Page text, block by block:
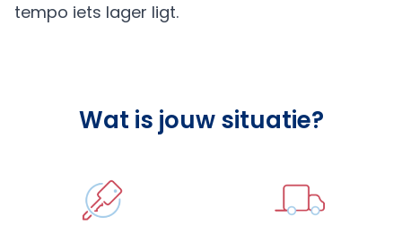
tempo iets lager ligt.
Wat is jouw situatie?